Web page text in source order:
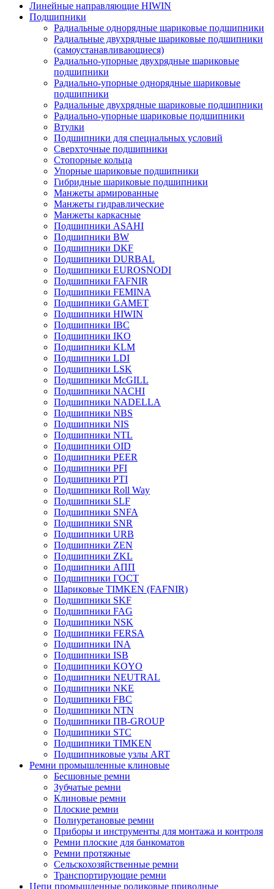
Линейные направляющие HIWIN
Подшипники
Радиальные однорядные шариковые подшипники
Радиальные двухрядные шариковые подшипники
(самоустанавливающиеся)
Радиально-упорные двухрядные шариковые
подшипники
Радиально-упорные однорядные шариковые
подшипники
Радиальные двухрядные шариковые подшипники
Радиально-упорные шариковые подшипники
Втулки
Подшипники для специальных условий
Сверхточные подшипники
Стопорные кольца
Упорные шариковые подшипники
Гибридные шариковые подшипники
Манжеты армированные
Манжеты гидравлические
Манжеты каркасные
Подшипники ASAHI
Подшипники BW
Подшипники DKF
Подшипники DURBAL
Подшипники EUROSNODI
Подшипники FAFNIR
Подшипники FEMINA
Подшипники GAMET
Подшипники HIWIN
Подшипники IBC
Подшипники IKO
Подшипники KLM
Подшипники LDI
Подшипники LSK
Подшипники McGILL
Подшипники NACHI
Подшипники NADELLA
Подшипники NBS
Подшипники NIS
Подшипники NTL
Подшипники OID
Подшипники PEER
Подшипники PFI
Подшипники PTI
Подшипники Roll Way
Подшипники SLF
Подшипники SNFA
Подшипники SNR
Подшипники URB
Подшипники ZEN
Подшипники ZKL
Подшипники АПП
Подшипники ГОСТ
Шариковые ТІMKEN (FAFNIR)
Подшипники SKF
Подшипники FAG
Подшипники NSK
Подшипники FERSA
Подшипники INA
Подшипники ISB
Подшипники KOYO
Подшипники NEUTRAL
Подшипники NKE
Подшипники FBC
Подшипники NTN
Подшипники ПВ-GROUP
Подшипники STC
Подшипники TIMKEN
Подшипниковые узлы ART
Ремни промышленные клиновые
Бесшовные ремни
Зубчатые ремни
Клиновые ремни
Плоские ремни
Полиуретановые ремни
Приборы и инструменты для монтажа и контроля
Ремни плоские для банкоматов
Ремни протяжные
Сельскохозяйственные ремни
Транспортирующие ремни
Цепи промышленные роликовые приводные